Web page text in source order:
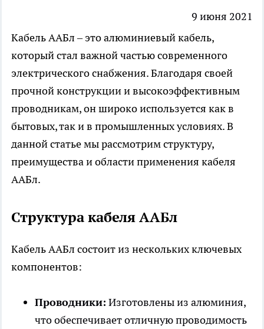
9 июня 2021
Кабель ААБл – это алюминиевый кабель,
который стал важной частью современного
электрического снабжения. Благодаря своей
прочной конструкции и высокоэффективным
проводникам, он широко используется как в
бытовых, так и в промышленных условиях. В
данной статье мы рассмотрим структуру,
преимущества и области применения кабеля
ААБл.
Структура кабеля ААБл
Кабель ААБл состоит из нескольких ключевых
компонентов:
Проводники: Изготовлены из алюминия,
что обеспечивает отличную проводимость